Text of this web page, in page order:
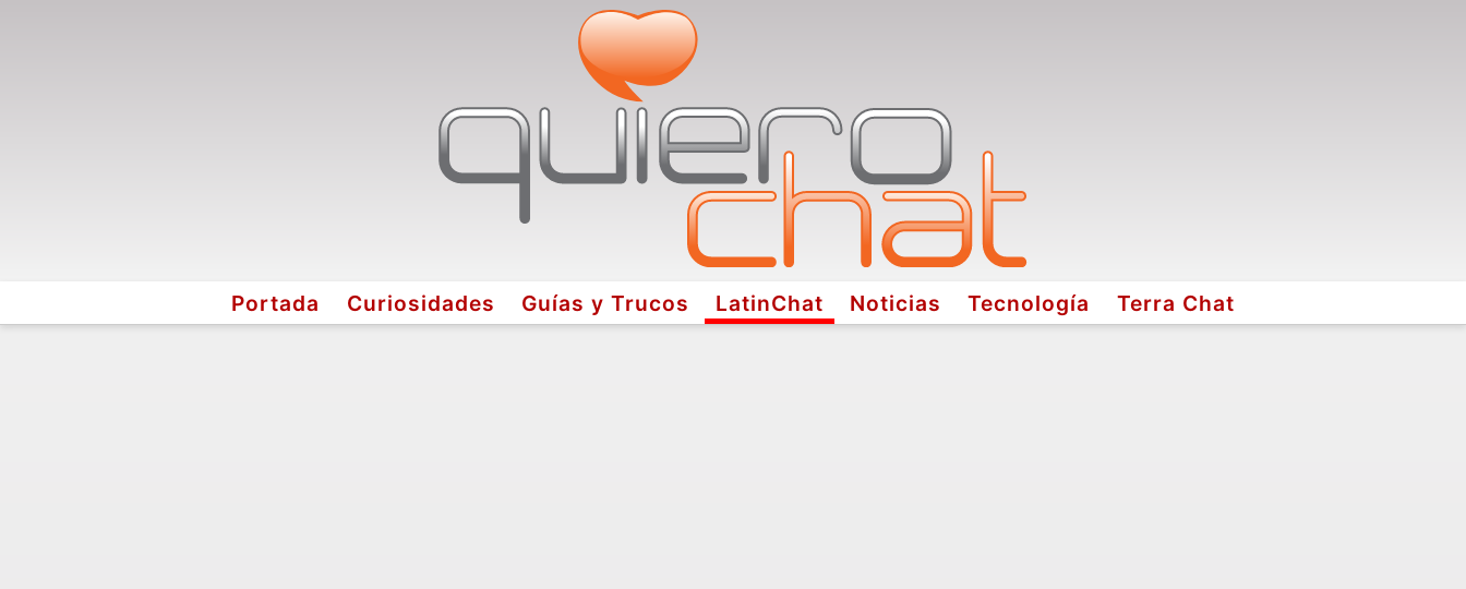
Portada Curiosidades Guías y Trucos LatinChat Noticias Tecnología Terra Chat